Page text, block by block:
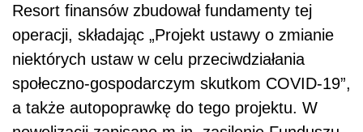
autopoprawce umieszczono szereg
mechanizmów, które pozwalają na dalsze
przesuwanie wydatków na kolejny rok.
Zawierają one możliwości „upychania” z
pomocą dotacji budżetowych “zapasów” w